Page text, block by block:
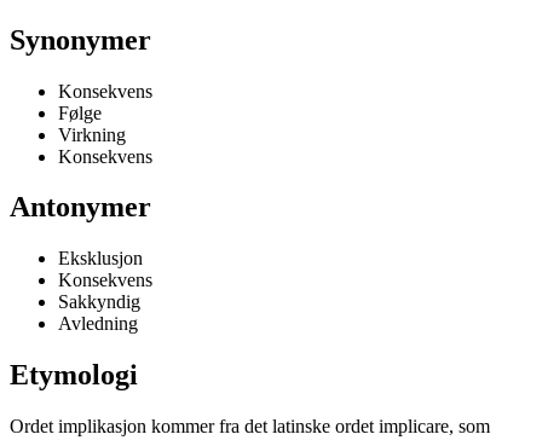
Synonymer
Konsekvens
Følge
Virkning
Konsekvens
Antonymer
Eksklusjon
Konsekvens
Sakkyndig
Avledning
Etymologi
Ordet implikasjon kommer fra det latinske ordet implicare, som